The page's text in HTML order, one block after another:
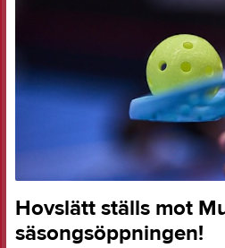
Hovslätt ställs mot
säsongsöppningen!